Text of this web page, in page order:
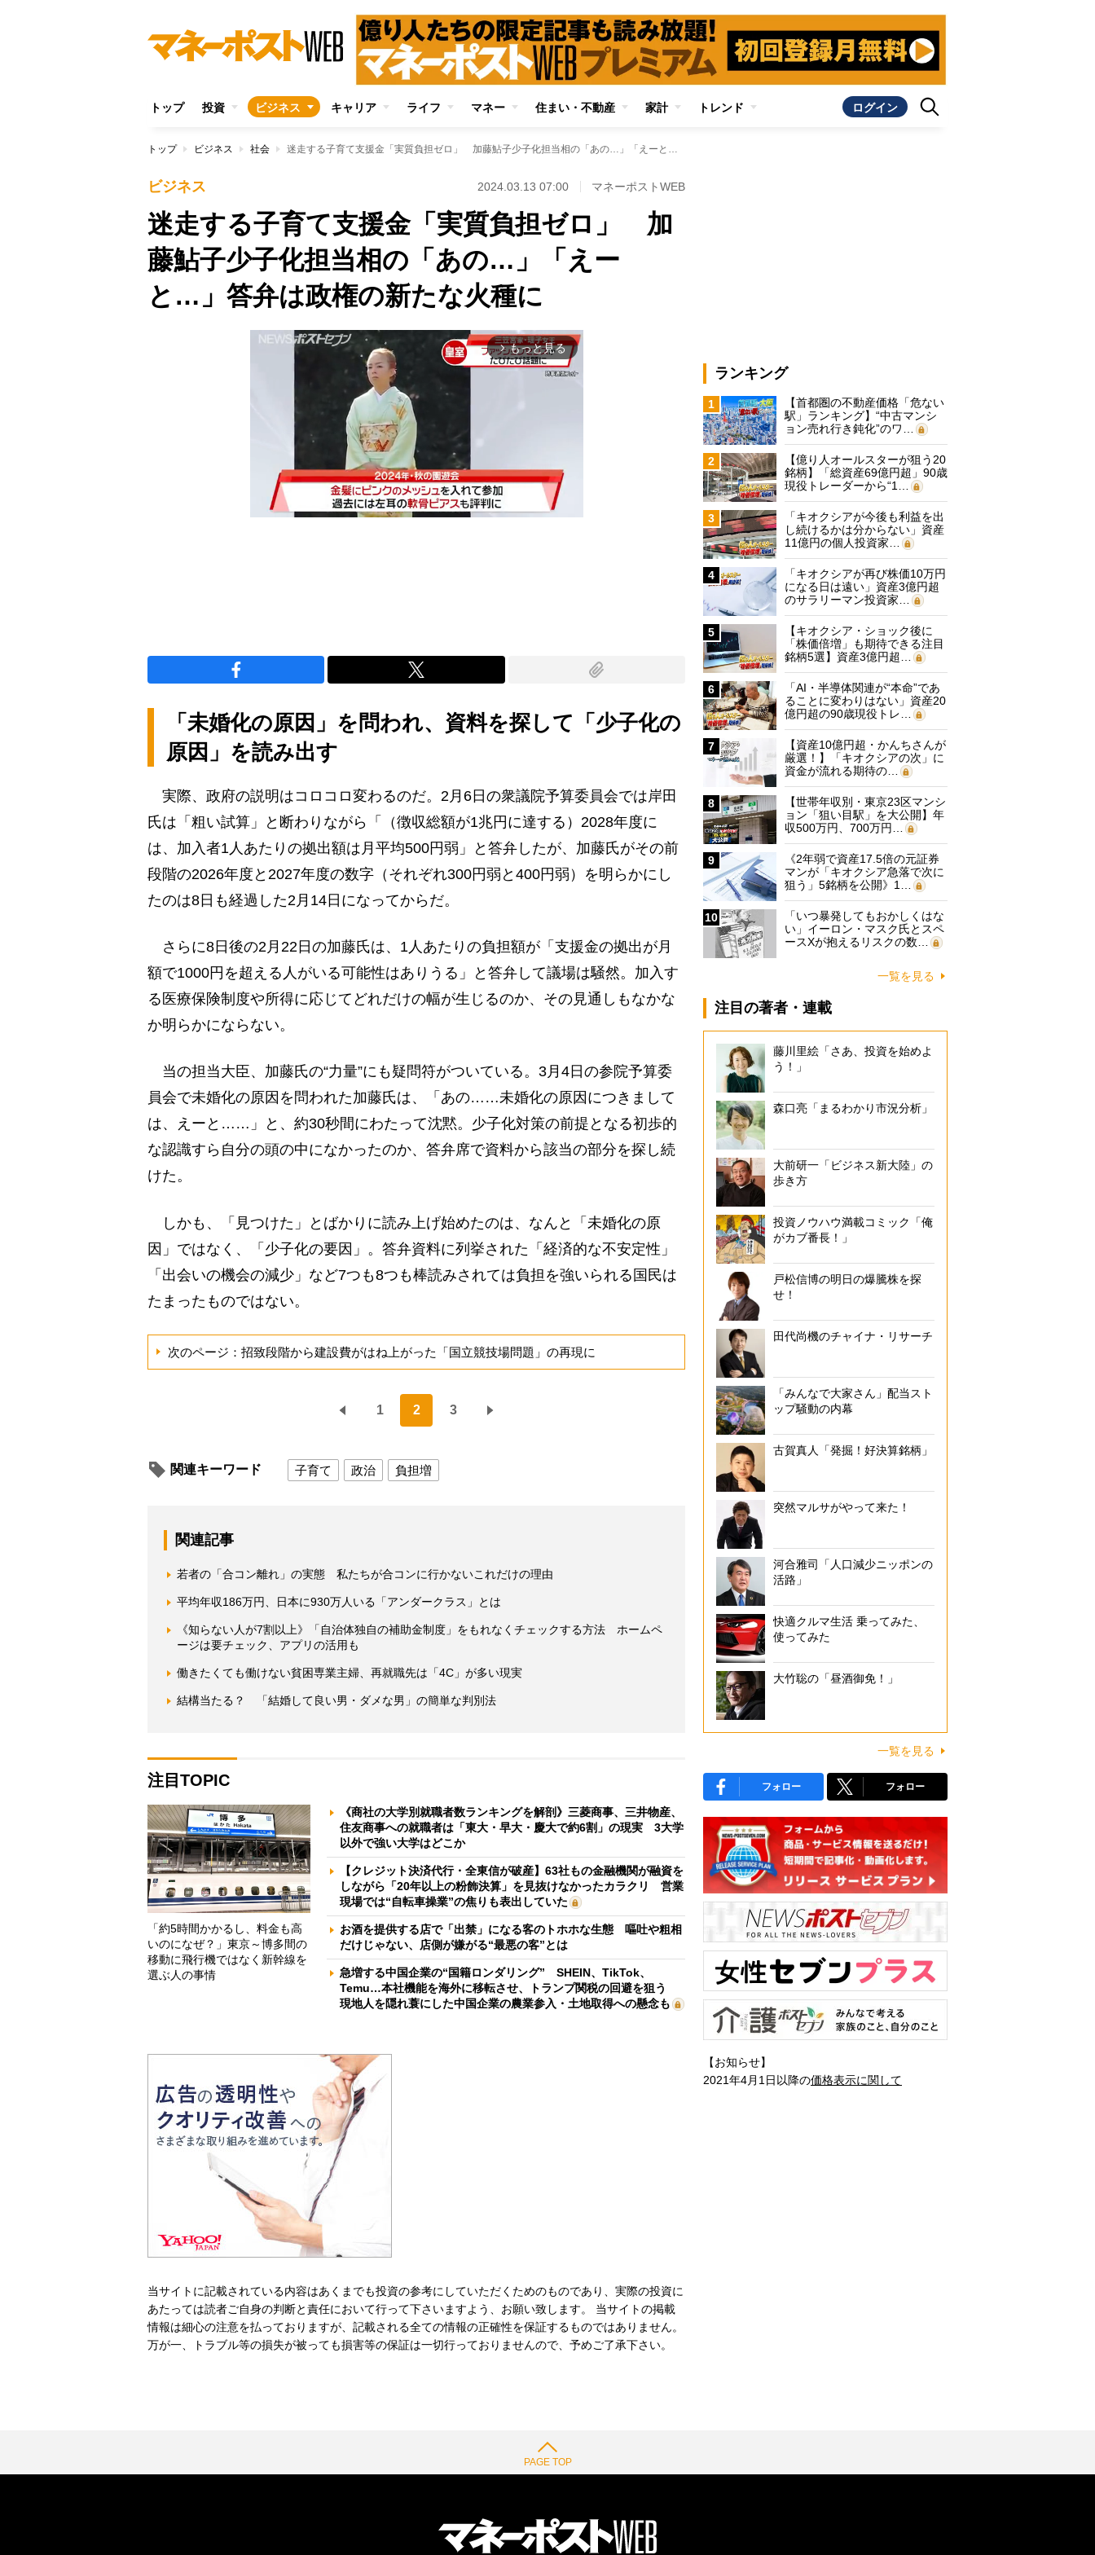
トップ 投資 ビジネス キャリア ライフ マネー 住まい・不動産 家計 トレンド ログイン
トップ ビジネス 社会 迷走する子育て支援金「実質負担ゼロ」 加藤鮎子少子化担当相の「あの…」「えーと…」答弁は政権の新たな火種に
ビジネス 2024.03.13 07:00 マネーポストWEB
迷走する子育て支援金「実質負担ゼロ」 加
藤鮎子少子化担当相の「あの…」「えー
と…」答弁は政権の新たな火種に
arrow_forward_ios もっと見る
「未婚化の原因」を問われ、資料を探して「少子化の
原因」を読み出す
実際、政府の説明はコロコロ変わるのだ。2月6日の衆議院予算委員会では岸田
氏は「粗い試算」と断わりながら「（徴収総額が1兆円に達する）2028年度に
は、加入者1人あたりの拠出額は月平均500円弱」と答弁したが、加藤氏がその前
段階の2026年度と2027年度の数字（それぞれ300円弱と400円弱）を明らかにし
たのは8日も経過した2月14日になってからだ。
さらに8日後の2月22日の加藤氏は、1人あたりの負担額が「支援金の拠出が月
額で1000円を超える人がいる可能性はありうる」と答弁して議場は騒然。加入す
る医療保険制度や所得に応じてどれだけの幅が生じるのか、その見通しもなかな
か明らかにならない。
当の担当大臣、加藤氏の“力量”にも疑問符がついている。3月4日の参院予算委
員会で未婚化の原因を問われた加藤氏は、「あの……未婚化の原因につきまして
は、えーと……」と、約30秒間にわたって沈黙。少子化対策の前提となる初歩的
な認識すら自分の頭の中になかったのか、答弁席で資料から該当の部分を探し続
けた。
しかも、「見つけた」とばかりに読み上げ始めたのは、なんと「未婚化の原
因」ではなく、「少子化の要因」。答弁資料に列挙された「経済的な不安定性」
「出会いの機会の減少」など7つも8つも棒読みされては負担を強いられる国民は
たまったものではない。
次のページ：招致段階から建設費がはね上がった「国立競技場問題」の再現に
1 2 3
関連キーワード 子育て 政治 負担増
関連記事
若者の「合コン離れ」の実態 私たちが合コンに行かないこれだけの理由
平均年収186万円、日本に930万人いる「アンダークラス」とは
《知らない人が7割以上》「自治体独自の補助金制度」をもれなくチェックする方法 ホームペ
ージは要チェック、アプリの活用も
働きたくても働けない貧困専業主婦、再就職先は「4C」が多い現実
結構当たる？ 「結婚して良い男・ダメな男」の簡単な判別法
注目TOPIC
「約5時間かかるし、料金も高
いのになぜ？」東京～博多間の
移動に飛行機ではなく新幹線を
選ぶ人の事情
《商社の大学別就職者数ランキングを解剖》三菱商事、三井物産、
住友商事への就職者は「東大・早大・慶大で約6割」の現実 3大学
以外で強い大学はどこか
【クレジット決済代行・全東信が破産】63社もの金融機関が融資を
しながら「20年以上の粉飾決算」を見抜けなかったカラクリ 営業
現場では“自転車操業”の焦りも表出していた
お酒を提供する店で「出禁」になる客のトホホな生態 嘔吐や粗相
だけじゃない、店側が嫌がる“最悪の客”とは
急増する中国企業の“国籍ロンダリング” SHEIN、TikTok、
Temu…本社機能を海外に移転させ、トランプ関税の回避を狙う
現地人を隠れ蓑にした中国企業の農業参入・土地取得への懸念も
当サイトに記載されている内容はあくまでも投資の参考にしていただくためのものであり、実際の投資に
あたっては読者ご自身の判断と責任において行って下さいますよう、お願い致します。 当サイトの掲載
情報は細心の注意を払っておりますが、記載される全ての情報の正確性を保証するものではありません。
万が一、トラブル等の損失が被っても損害等の保証は一切行っておりませんので、予めご了承下さい。
ランキング
1
【首都圏の不動産価格「危ない
駅」ランキング】“中古マンシ
ョン売れ行き鈍化”のワ…
2
【億り人オールスターが狙う20
銘柄】「総資産69億円超」90歳
現役トレーダーから“1…
3
「キオクシアが今後も利益を出
し続けるかは分からない」資産
11億円の個人投資家…
4
「キオクシアが再び株価10万円
になる日は遠い」資産3億円超
のサラリーマン投資家…
5
【キオクシア・ショック後に
「株価倍増」も期待できる注目
銘柄5選】資産3億円超…
6
「AI・半導体関連が“本命”であ
ることに変わりはない」資産20
億円超の90歳現役トレ…
7
【資産10億円超・かんちさんが
厳選！】「キオクシアの次」に
資金が流れる期待の…
8
【世帯年収別・東京23区マンシ
ョン「狙い目駅」を大公開】年
収500万円、700万円…
9
《2年弱で資産17.5倍の元証券
マンが「キオクシア急落で次に
狙う」5銘柄を公開》1…
10
「いつ暴発してもおかしくはな
い」イーロン・マスク氏とスペ
ースXが抱えるリスクの数…
一覧を見る
注目の著者・連載
藤川里絵「さあ、投資を始めよ
う！」
森口亮「まるわかり市況分析」
大前研一「ビジネス新大陸」の
歩き方
投資ノウハウ満載コミック「俺
がカブ番長！」
戸松信博の明日の爆騰株を探
せ！
田代尚機のチャイナ・リサーチ
「みんなで大家さん」配当スト
ップ騒動の内幕
古賀真人「発掘！好決算銘柄」
突然マルサがやって来た！
河合雅司「人口減少ニッポンの
活路」
快適クルマ生活 乗ってみた、
使ってみた
大竹聡の「昼酒御免！」
一覧を見る
フォロー フォロー
【お知らせ】
2021年4月1日以降の価格表示に関して
PAGE TOP